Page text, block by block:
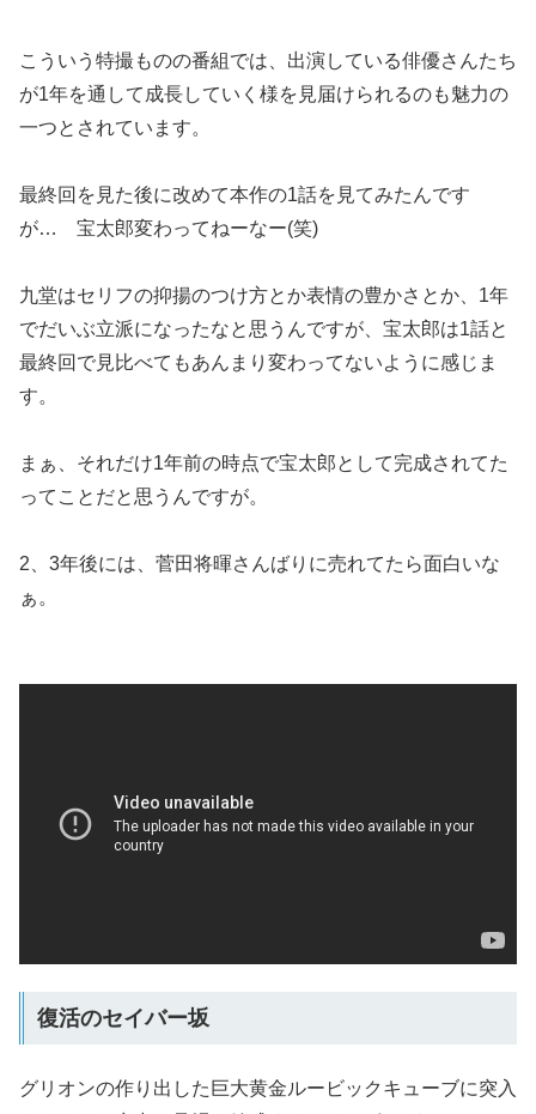
こういう特撮ものの番組では、出演している俳優さんたち
が1年を通して成長していく様を見届けられるのも魅力の
一つとされています。
最終回を見た後に改めて本作の1話を見てみたんです
が… 宝太郎変わってねーなー(笑)
九堂はセリフの抑揚のつけ方とか表情の豊かさとか、1年
でだいぶ立派になったなと思うんですが、宝太郎は1話と
最終回で見比べてもあんまり変わってないように感じま
す。
まぁ、それだけ1年前の時点で宝太郎として完成されてた
ってことだと思うんですが。
2、3年後には、菅田将暉さんばりに売れてたら面白いな
ぁ。
復活のセイバー坂
グリオンの作り出した巨大黄金ルービックキューブに突入